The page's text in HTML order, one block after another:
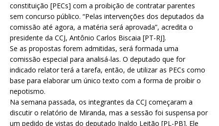
constituição [PECs] com a proibição de contratar parentes
sem concurso público. “Pelas intervenções dos deputados da
comissão até agora, a matéria será aprovada”, acredita o
presidente da CCJ, Antônio Carlos Biscaia [PT-RJ].
Se as propostas forem admitidas, será formada uma
comissão especial para analisá-las. O deputado que for
indicado relator terá a tarefa, então, de utilizar as PECs como
base para elaborar um único texto com a forma de proibir o
nepotismo.
Na semana passada, os integrantes da CCJ começaram a
discutir o relatório de Miranda, mas a sessão foi suspensa por
um pedido de vistas do deputado Inaldo Leitão [PL-PB]. Ele